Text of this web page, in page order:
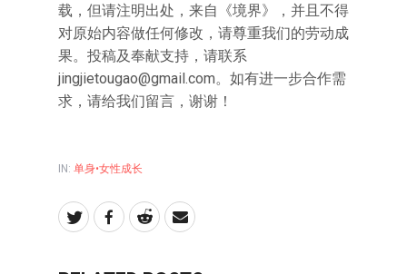
载，但请注明出处，来自《境界》，并且不得
对原始内容做任何修改，请尊重我们的劳动成
果。投稿及奉献支持，请联系
jingjietougao@gmail.com。如有进一步合作需
求，请给我们留言，谢谢！
IN: 单身•女性成长